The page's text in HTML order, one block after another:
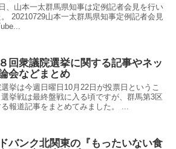
、山本一太群馬県知事は定例記者会見を行い
。 20210729山本一太群馬県知事定例記者会見
回衆議院選挙に関する記事やネッ
会などまとめ
挙は今週日曜日10月22日が投票日というこ
選挙戦は最終盤戦に入る頃ですが、群馬第3区
報道記事をまとめてみました。 ...
バンク北関東の『もったいない食